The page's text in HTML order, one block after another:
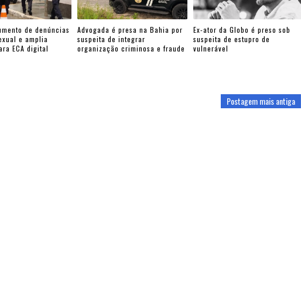
de denúncias
e amplia
ECA digital
Advogada é presa na Bahia por
suspeita de integrar
organização criminosa e fraude
Ex-ator da Globo é preso sob
suspeita de estupro de
vulnerável
Postagem mais antiga